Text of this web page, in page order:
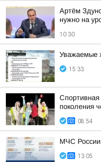
Артём
нужно на
10:30
Уважаемые
15:33
Спортивная
поколения
08:54
МЧС
13:05